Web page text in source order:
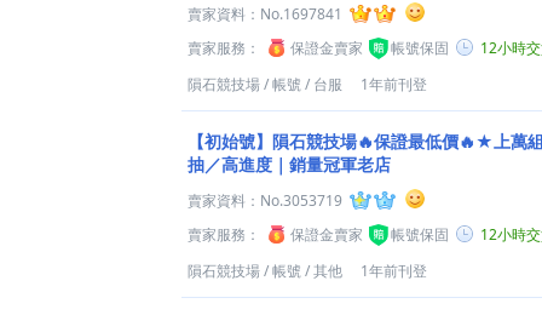
賣家資料： No.1697841
賣家服務：
保證金賣家 帳號保固
12小時
隕石競技場/帳號/ 台服 1年前刊登
【初始號】隕石競技場🔥保證最低價🔥★上萬
抽／高進度｜銷量冠軍老店
賣家資料： No.3053719
賣家服務：
保證金賣家 帳號保固
12小時
隕石競技場/帳號/其他 1年前刊登